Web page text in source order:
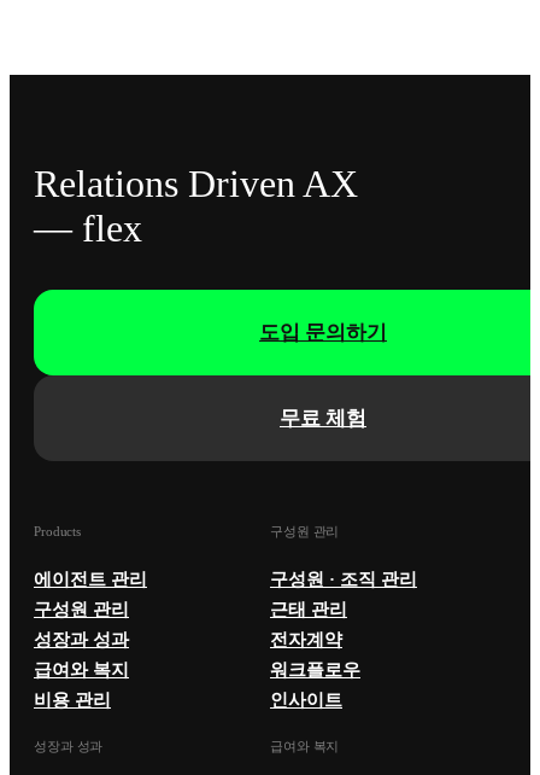
Relations Driven AX
— flex
무료 체험
도입 문의하기
Products
에이전트 관리
구성원 관리
성장과 성과
급여와 복지
비용 관리
구성원 관리
구성원 · 조직 관리
근태 관리
전자계약
워크플로우
인사이트
성장과 성과 급여와 복지